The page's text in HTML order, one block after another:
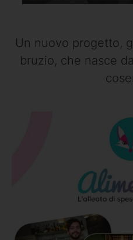
Un nuovo progetto,
bruzio, che nasce